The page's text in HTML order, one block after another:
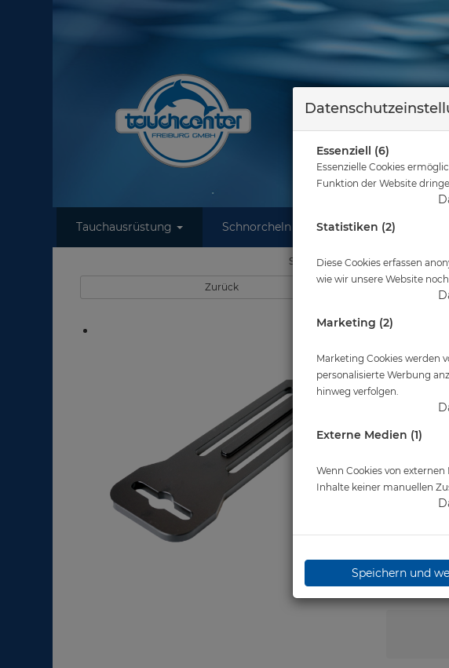
Tauchausrüstung Schnorcheln Wassersport
Sie sind hier Tauchausrüstung
Zurück
# i-
Artikelnr.:
Essenziell (6)
Essenzielle Cookies
Funktion der Website
Statistiken (2)
Diese Cookies erfassen
wie wir unsere Website
Marketing (2)
Marketing Cookies werden
personalisierte Werbung
hinweg verfolgen.
Externe Medien (1)
Wenn Cookies von
Inhalte keiner manuellen
Speichern und